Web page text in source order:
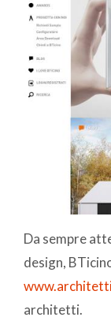
Da sempre
design,
architetti.